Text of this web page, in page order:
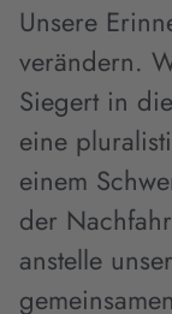
Unsere
verändern.
Siegert in
eine
einem
der
anstelle